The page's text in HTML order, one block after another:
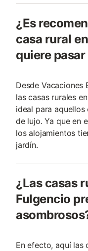
¿Es
casa rural
quiere
Desde Vacaciones
las casas rurales
ideal para
de lujo. Ya que en
los alojamientos
jardín.
¿Las casas
Fulgencio
En efecto, aquí las